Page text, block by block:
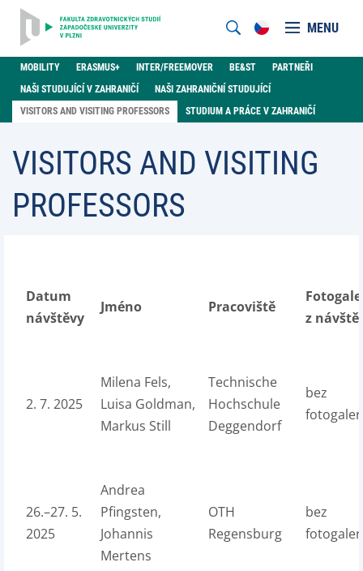
MENU
MOBILITY ERASMUS+ INTER/FREEMOVER BE&ST
PARTNEŘI
NAŠI STUDUJÍCÍ V ZAHRANIČÍ
NAŠI ZAHRANIČNÍ STUDUJÍCÍ
VISITORS AND VISITING PROFESSORS
STUDIUM A PRÁCE V ZAHRANIČÍ
VISITORS AND VISITING
PROFESSORS
Datum
návštěvy
Jméno Pracoviště
z
2. 7. 2025
Milena Fels,
Luisa Goldman,
Markus Still
Technische
Hochschule
Deggendorf
bez
26.–27. 5.
2025
Andrea
Pfingsten,
Johannis
Mertens
OTH
Regensburg
bez